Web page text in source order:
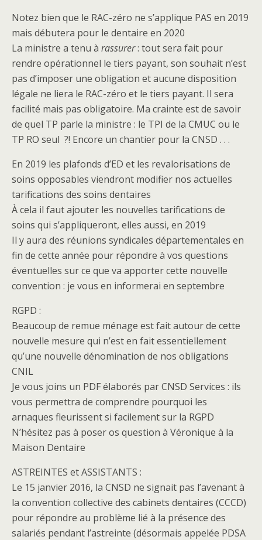
Notez bien que le RAC-zéro ne s’applique PAS en 2019
mais débutera pour le dentaire en 2020
La ministre a tenu à rassurer: tout sera fait pour
rendre opérationnel le tiers payant, son souhait n’est
pas d’imposer une obligation et aucune disposition
légale ne liera le RAC-zéro et le tiers payant. Il sera
facilité mais pas obligatoire. Ma crainte est de savoir
de quel TP parle la ministre : le TPI de la CMUC ou le
TP RO seul ?! Encore un chantier pour la CNSD . . .
En 2019 les plafonds d’ED et les revalorisations de
soins opposables viendront modifier nos actuelles
tarifications des soins dentaires
À cela il faut ajouter les nouvelles tarifications de
soins qui s’appliqueront, elles aussi, en 2019
Il y aura des réunions syndicales départementales en
fin de cette année pour répondre à vos questions
éventuelles sur ce que va apporter cette nouvelle
convention : je vous en informerai en septembre
RGPD :
Beaucoup de remue ménage est fait autour de cette
nouvelle mesure qui n’est en fait essentiellement
qu’une nouvelle dénomination de nos obligations
CNIL
Je vous joins un PDF élaborés par CNSD Services : ils
vous permettra de comprendre pourquoi les
arnaques fleurissent si facilement sur la RGPD
N’hésitez pas à poser os question à Véronique à la
Maison Dentaire
ASTREINTES et ASSISTANTS :
Le 15 janvier 2016, la CNSD ne signait pas l’avenant à
la convention collective des cabinets dentaires (CCCD)
pour répondre au problème lié à la présence des
salariés pendant l’astreinte (désormais appelée PDSA